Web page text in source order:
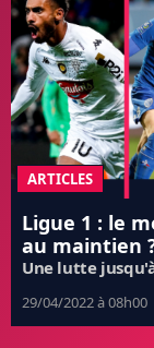
ARTICLES
Ligue 1 : le
au maintien
Une lutte
29/04/2022 à 08h00